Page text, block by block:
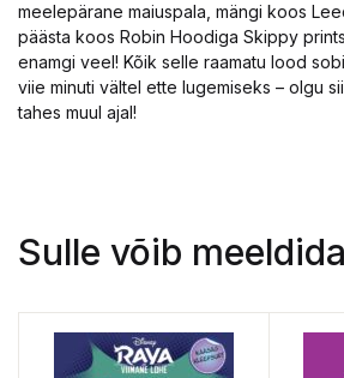
meelepärane maiuspala, mängi koos
päästa koos Robin Hoodiga Skippy
enamgi veel! Kõik selle raamatu lood
viie minuti vältel ette lugemiseks – olgu
tahes muul ajal!
Sulle võib